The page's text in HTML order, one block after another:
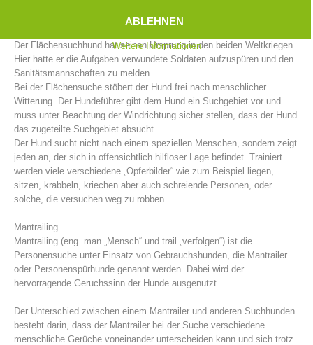
Alarmierung
Der Flächensuchhund hat seinen Ursprung in den beiden Weltkriegen.
Hier hatte er die Aufgaben verwundete Soldaten aufzuspüren und den
Sanitätsmannschaften zu melden.
Bei der Flächensuche stöbert der Hund frei nach menschlicher
Witterung. Der Hundeführer gibt dem Hund ein Suchgebiet vor und
muss unter Beachtung der Windrichtung sicher stellen, dass der Hund
das zugeteilte Suchgebiet absucht.
Der Hund sucht nicht nach einem speziellen Menschen, sondern zeigt
jeden an, der sich in offensichtlich hilfloser Lage befindet. Trainiert
werden viele verschiedene „Opferbilder“ wie zum Beispiel liegen,
sitzen, krabbeln, kriechen aber auch schreiende Personen, oder
solche, die versuchen weg zu robben.
Mantrailing
Mantrailing (eng. man „Mensch“ und trail „verfolgen“) ist die
Personensuche unter Einsatz von Gebrauchshunden, die Mantrailer
oder Personenspürhunde genannt werden. Dabei wird der
hervorragende Geruchssinn der Hunde ausgenutzt.
Der Unterschied zwischen einem Mantrailer und anderen Suchhunden
besteht darin, dass der Mantrailer bei der Suche verschiedene
menschliche Gerüche voneinander unterscheiden kann und sich trotz
ABLEHNEN
Weitere Informationen